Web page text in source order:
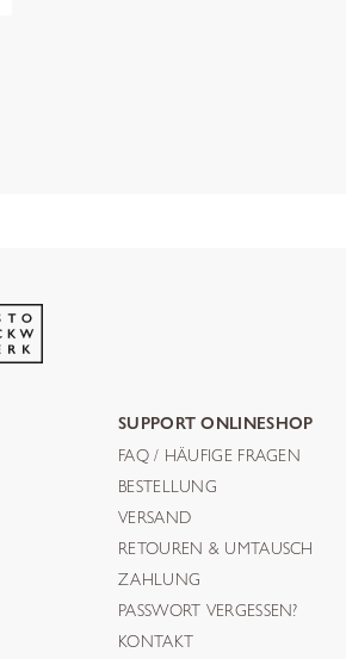
SUPPORT ONLINESHOP
FAQ / HÄUFIGE FRAGEN
BESTELLUNG
VERSAND
RETOUREN & UMTAUSCH
ZAHLUNG
PASSWORT VERGESSEN?
KONTAKT